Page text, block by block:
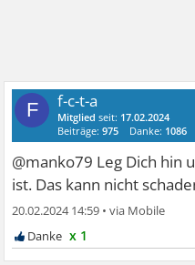
F f-c-t-a
Mitglied seit: 17.02.2024
Beiträge:975 Danke: 1086
@manko79 Leg Dich hin
ist. Das kann nicht
20.02.2024 14:59 •
x 1